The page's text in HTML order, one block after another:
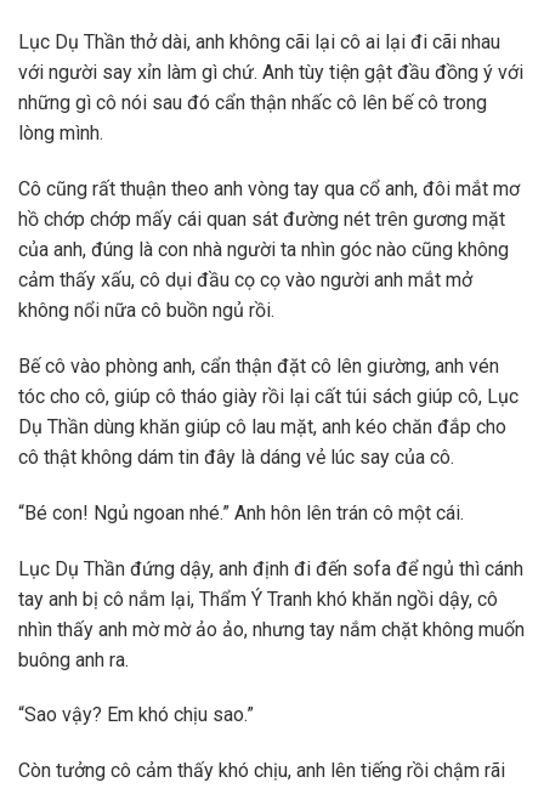
Lục Dụ Thần thở dài, anh không cãi lại cô ai lại đi cãi nhau
với người say xỉn làm gì chứ. Anh tùy tiện gật đầu đồng ý với
những gì cô nói sau đó cẩn thận nhấc cô lên bế cô trong
lòng mình.
Cô cũng rất thuận theo anh vòng tay qua cổ anh, đôi mắt mơ
hồ chớp chớp mấy cái quan sát đường nét trên gương mặt
của anh, đúng là con nhà người ta nhìn góc nào cũng không
cảm thấy xấu, cô dụi đầu cọ cọ vào người anh mắt mở
không nổi nữa cô buồn ngủ rồi.
Bế cô vào phòng anh, cẩn thận đặt cô lên giường, anh vén
tóc cho cô, giúp cô tháo giày rồi lại cất túi sách giúp cô, Lục
Dụ Thần dùng khăn giúp cô lau mặt, anh kéo chăn đắp cho
cô thật không dám tin đây là dáng vẻ lúc say của cô.
“Bé con! Ngủ ngoan nhé.” Anh hôn lên trán cô một cái.
Lục Dụ Thần đứng dậy, anh định đi đến sofa để ngủ thì cánh
tay anh bị cô nắm lại, Thẩm Ý Tranh khó khăn ngồi dậy, cô
nhìn thấy anh mờ mờ ảo ảo, nhưng tay nắm chặt không muốn
buông anh ra.
“Sao vậy? Em khó chịu sao.”
Còn tưởng cô cảm thấy khó chịu, anh lên tiếng rồi chậm rãi